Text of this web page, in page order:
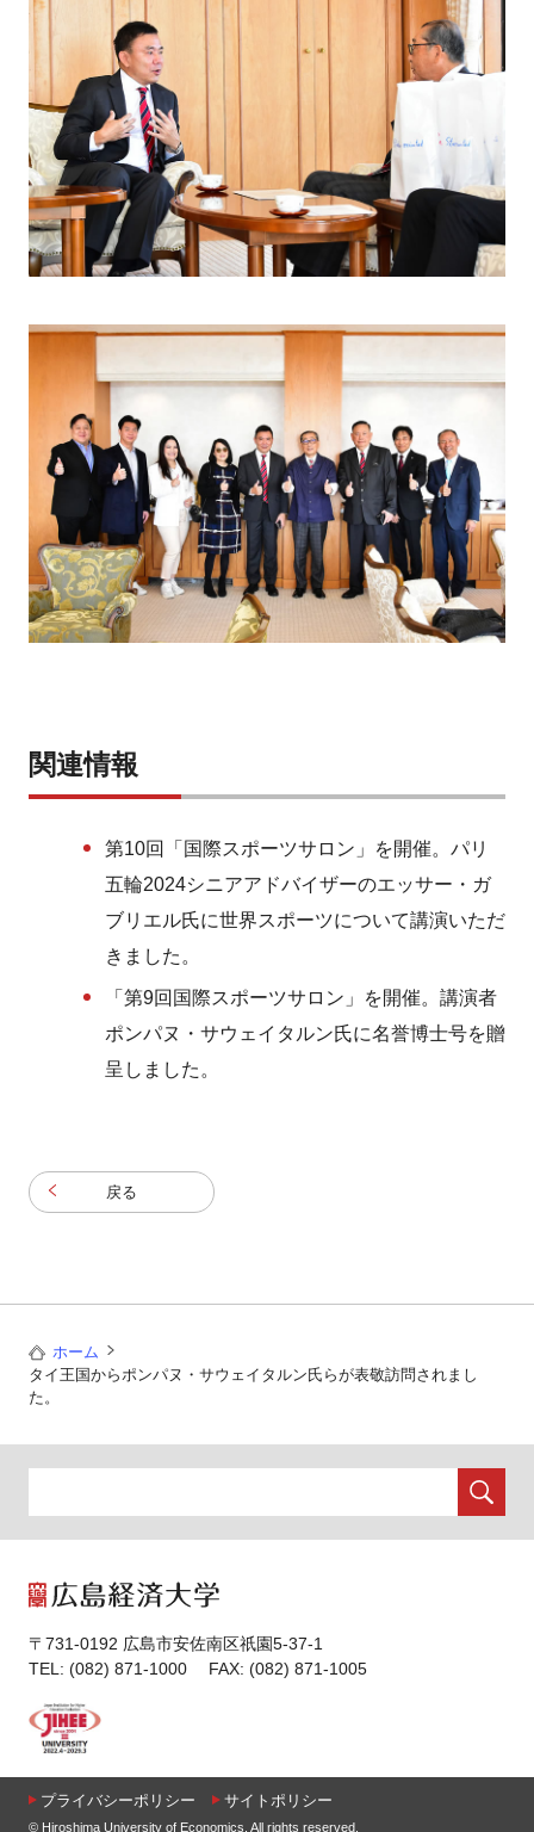
関連情報
第10回「国際スポーツサロン」を開催。パリ
五輪2024シニアアドバイザーのエッサー・ガ
ブリエル氏に世界スポーツについて講演いただ
きました。
「第9回国際スポーツサロン」を開催。講演者
ポンパヌ・サウェイタルン氏に名誉博士号を贈
呈しました。
戻る
ホーム
タイ王国からポンパヌ・サウェイタルン氏らが表敬訪問されまし
た。
〒731-0192 広島市安佐南区祇園5-37-1
TEL: (082) 871-1000 FAX: (082) 871-1005
プライバシーポリシー サイトポリシー
© Hiroshima University of Economics. All rights reserved.